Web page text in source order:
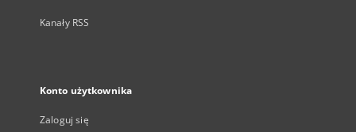
Kanały RSS
Konto użytkownika
Zaloguj się